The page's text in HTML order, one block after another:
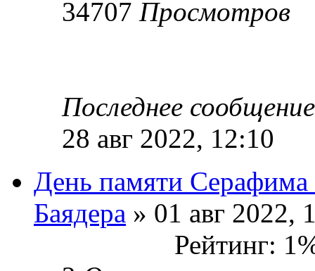
34707 Просмотров
Последнее
28 авг 2022, 12:10
День памяти Серафима
Баядера » 01 авг 2022,
Рейтинг: